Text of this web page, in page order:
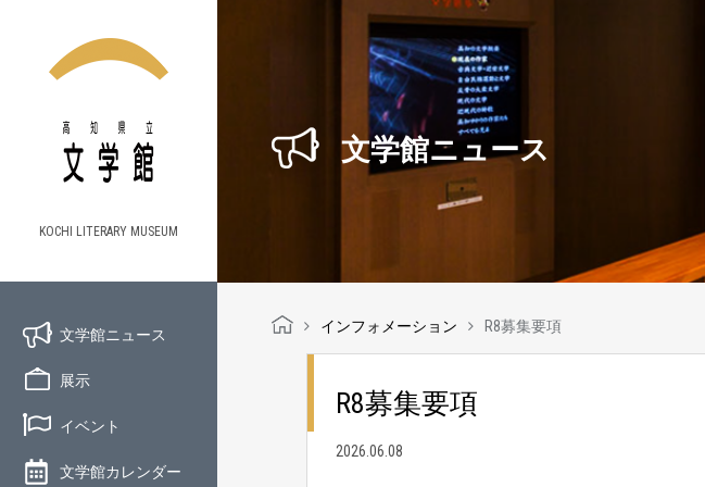
KOCHI LITERARY MUSEUM
文学館ニュース
展示
イベント
文学館カレンダー
文学館ニュース
インフォメーション R8募集要項
R8募集要項
2026.06.08